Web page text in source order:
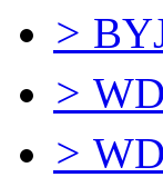
>
>
>